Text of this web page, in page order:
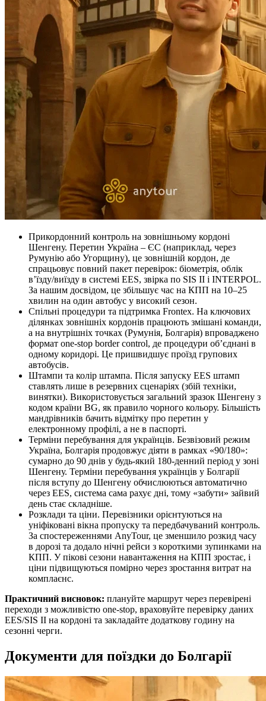
Прикордонний контроль на зовнішньому кордоні
Шенгену. Перетин Україна – ЄС (наприклад, через
Румунію або Угорщину), це зовнішній кордон, де
спрацьовує повний пакет перевірок: біометрія, облік
в’їзду/виїзду в системі EES, звірка по SIS II і INTERPOL.
За нашим досвідом, це збільшує час на КПП на 10–25
хвилин на один автобус у високий сезон.
Спільні процедури та підтримка Frontex. На ключових
ділянках зовнішніх кордонів працюють змішані команди,
а на внутрішніх точках (Румунія, Болгарія) впроваджено
формат one‑stop border control, де процедури об’єднані в
одному коридорі. Це пришвидшує проїзд групових
автобусів.
Штампи та колір штампа. Після запуску EES штамп
ставлять лише в резервних сценаріях (збій техніки,
винятки). Використовується загальний зразок Шенгену з
кодом країни BG, як правило чорного кольору. Більшість
мандрівників бачить відмітку про перетин у
електронному профілі, а не в паспорті.
Терміни перебування для українців. Безвізовий режим
Україна, Болгарія продовжує діяти в рамках «90/180»:
сумарно до 90 днів у будь‑який 180‑денний період у зоні
Шенгену. Терміни перебування українців у Болгарії
після вступу до Шенгену обчислюються автоматично
через EES, система сама рахує дні, тому «забути» зайвий
день стає складніше.
Розклади та ціни. Перевізники орієнтуються на
уніфіковані вікна пропуску та передбачуваний контроль.
За спостереженнями AnyTour, це зменшило розкид часу
в дорозі та додало нічні рейси з короткими зупинками на
КПП. У пікові сезони навантаження на КПП зростає, і
ціни підвищуються помірно через зростання витрат на
комплаєнс.
Практичний висновок: плануйте маршрут через перевірені
переходи з можливістю one‑stop, враховуйте перевірку даних
EES/SIS II на кордоні та закладайте додаткову годину на
сезонні черги.
Документи для поїздки до Болгарії